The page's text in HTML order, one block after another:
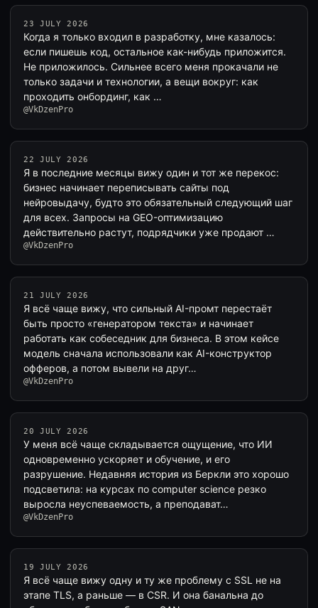
23 JULY 2026
Когда я только входил в разработку, мне казалось:
если пишешь код, остальное как-нибудь приложится.
Не приложилось. Сильнее всего меня прокачали не
только задачи и технологии, а вещи вокруг: как
проходить онбординг, как …
@VkDzenPro
22 JULY 2026
Я в последние месяцы вижу один и тот же перекос:
бизнес начинает переписывать сайты под
нейровыдачу, будто это обязательный следующий шаг
для всех. Запросы на GEO-оптимизацию
действительно растут, подрядчики уже продают …
@VkDzenPro
21 JULY 2026
Я всё чаще вижу, что сильный AI-промт перестаёт
быть просто «генератором текста» и начинает
работать как собеседник для бизнеса. В этом кейсе
модель сначала использовали как AI-конструктор
офферов, а потом вывели на друг…
@VkDzenPro
20 JULY 2026
У меня всё чаще складывается ощущение, что ИИ
одновременно ускоряет и обучение, и его
разрушение. Недавняя история из Беркли это хорошо
подсветила: на курсах по computer science резко
выросла неуспеваемость, а преподават…
@VkDzenPro
19 JULY 2026
Я всё чаще вижу одну и ту же проблему с SSL не на
этапе TLS, а раньше — в CSR. И она банальна до